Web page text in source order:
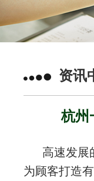
资讯
杭州
高速发展
为顾客打造